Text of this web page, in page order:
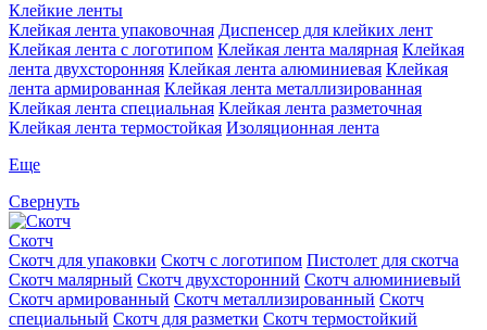
Клейкие ленты
Клейкая лента упаковочная Диспенсер для клейких лент
Клейкая лента с логотипом Клейкая лента малярная Клейкая
лента двухсторонняя Клейкая лента алюминиевая Клейкая
лента армированная Клейкая лента металлизированная
Клейкая лента специальная Клейкая лента разметочная
Клейкая лента термостойкая Изоляционная лента
Еще
Свернуть
Скотч
Скотч для упаковки Скотч с логотипом Пистолет для скотча
Скотч малярный Скотч двухсторонний Скотч алюминиевый
Скотч армированный Скотч металлизированный Скотч
специальный Скотч для разметки Скотч термостойкий